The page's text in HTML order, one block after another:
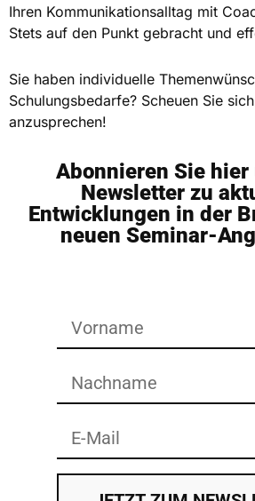
Ihren Kommunikationsalltag mit
Stets auf den Punkt gebracht und
Sie haben individuelle
Schulungsbedarfe? Scheuen Sie
anzusprechen!
Abonnieren Sie hier
Newsletter zu
Entwicklungen in der
neuen Seminar-